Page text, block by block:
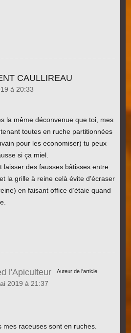
CAULLIREAU
à 20:33
la même déconvenue que toi, mes
toutes en ruche partitionnées
pour les economiser) tu peux
si ça miel.
laisser des fausses bâtisses entre
la grille à reine celà évite d’écraser
en faisant office d’étaie quand
l'Apiculteur Auteur de l'article
2019 à 21:37
mes raceuses sont en ruches.